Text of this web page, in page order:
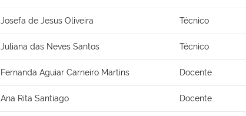
Josefa de Jesus Oliveira Técnico
Juliana das Neves Santos Técnico
Fernanda Aguiar Carneiro Martins Docente
Ana Rita Santiago Docente